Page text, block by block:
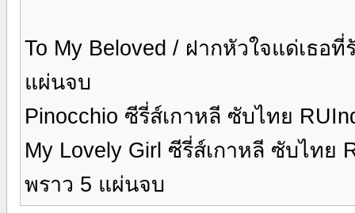
To My Beloved / ฝากหัวใจแด่เธอ
แผ่นจบ
Pinocchio ซีรี่ส์เกาหลี ซับไทย
My Lovely Girl ซีรี่ส์เกาหลี ซับไทย
พราว 5 แผ่นจบ